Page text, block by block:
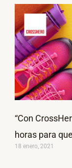
“Con
horas para
18 enero, 2021